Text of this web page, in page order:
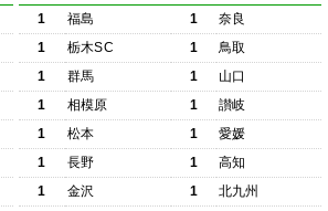
1 福島 1
奈良
1
栃木SC 1
鳥取
1
群馬 1
山口
1
相模原 1
讃岐
1
松本 1
愛媛
1
長野 1
高知
1
金沢 1
北九州